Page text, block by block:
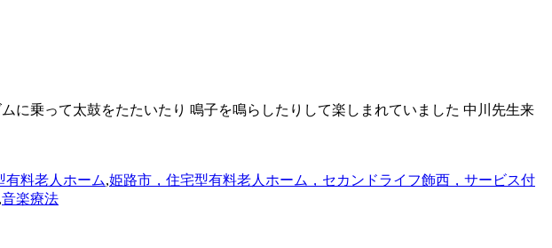
に乗って太鼓をたたいたり 鳴子を鳴らしたりして楽しまれていました 中川先生来
有料老人ホーム,姫路市，住宅型有料老人ホーム，セカンドライフ飾西，サービス付
,音楽療法